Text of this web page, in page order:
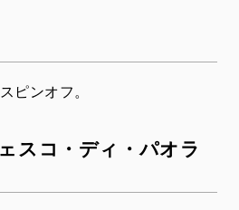
ピンオフ。
スコ・ディ・パオラ